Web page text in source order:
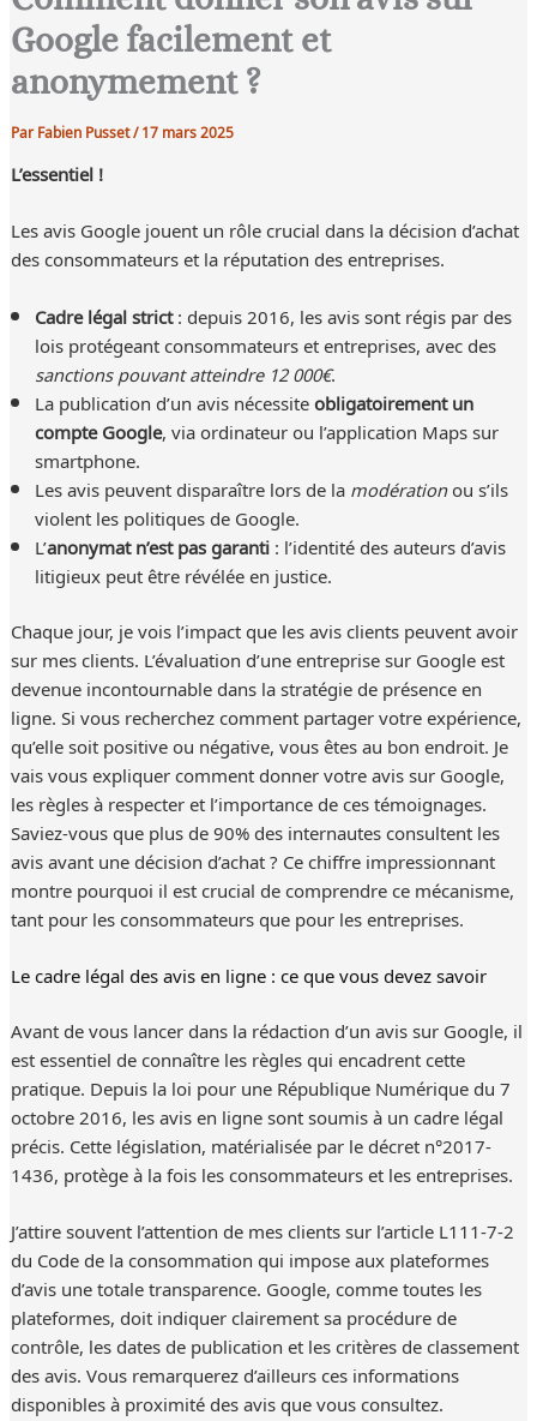
Google facilement et
anonymement ?
ParFabien Pusset/17 mars 2025
L’essentiel !
Les avis Google jouent un rôle crucial dans la décision d’achat
des consommateurs et la réputation des entreprises.
Cadre légal strict: depuis 2016, les avis sont régis par des
lois protégeant consommateurs et entreprises, avec des
sanctions pouvant atteindre 12 000€.
La publication d’un avis nécessiteobligatoirement un
compte Google, via ordinateur ou l’application Maps sur
smartphone.
Les avis peuvent disparaître lors de lamodérationou s’ils
violent les politiques de Google.
L’anonymat n’est pas garanti: l’identité des auteurs d’avis
litigieux peut être révélée en justice.
Chaque jour, je vois l’impact que les avis clients peuvent avoir
sur mes clients. L’évaluation d’une entreprise sur Google est
devenue incontournable dans la stratégie de présence en
ligne. Si vous recherchez comment partager votre expérience,
qu’elle soit positive ou négative, vous êtes au bon endroit. Je
vais vous expliquer comment donner votre avis sur Google,
les règles à respecter et l’importance de ces témoignages.
Saviez-vous que plus de 90% des internautes consultent les
avis avant une décision d’achat ? Ce chiffre impressionnant
montre pourquoi il est crucial de comprendre ce mécanisme,
tant pour les consommateurs que pour les entreprises.
Le cadre légal des avis en ligne : ce que vous devez savoir
Avant de vous lancer dans la rédaction d’un avis sur Google, il
est essentiel de connaître les règles qui encadrent cette
pratique. Depuis la loi pour une République Numérique du 7
octobre 2016, les avis en ligne sont soumis à un cadre légal
précis. Cette législation, matérialisée par le décret n°2017-
1436, protège à la fois les consommateurs et les entreprises.
J’attire souvent l’attention de mes clients sur l’article L111-7-2
du Code de la consommation qui impose aux plateformes
d’avis une totale transparence. Google, comme toutes les
plateformes, doit indiquer clairement sa procédure de
contrôle, les dates de publication et les critères de classement
des avis. Vous remarquerez d’ailleurs ces informations
disponibles à proximité des avis que vous consultez.